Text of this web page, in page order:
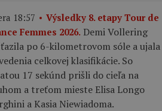
18:57
Výsledky 8. etapy Tour de
Femmes 2026. Demi Vollering
po 6-kilometrovom sóle a ujala
celkovej klasifikácie. So
17 sekúnd prišli do cieľa na
a treťom mieste Elisa Longo
a Kasia Niewiadoma.